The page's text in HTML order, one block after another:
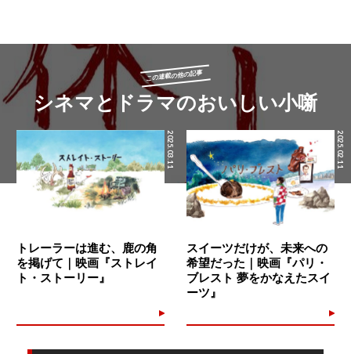
この連載の他の記事
シネマとドラマのおいしい小噺
2025.03.11
トレーラーは進む、鹿の角
を掲げて｜映画『ストレイ
ト・ストーリー』
2025.02.11
スイーツだけが、未来への
希望だった｜映画『パリ・
ブレスト 夢をかなえたスイ
ーツ』